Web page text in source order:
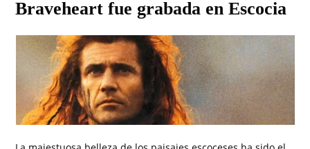
Braveheart fue grabada en Escocia